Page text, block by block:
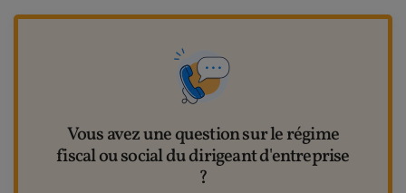
Vous avez une question sur le régime
fiscal ou social du dirigeant d'entreprise
?